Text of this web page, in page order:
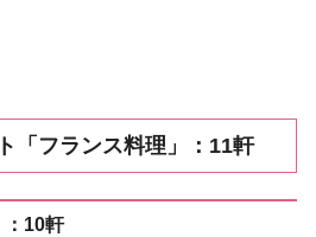
「フランス料理」：11軒
：10軒